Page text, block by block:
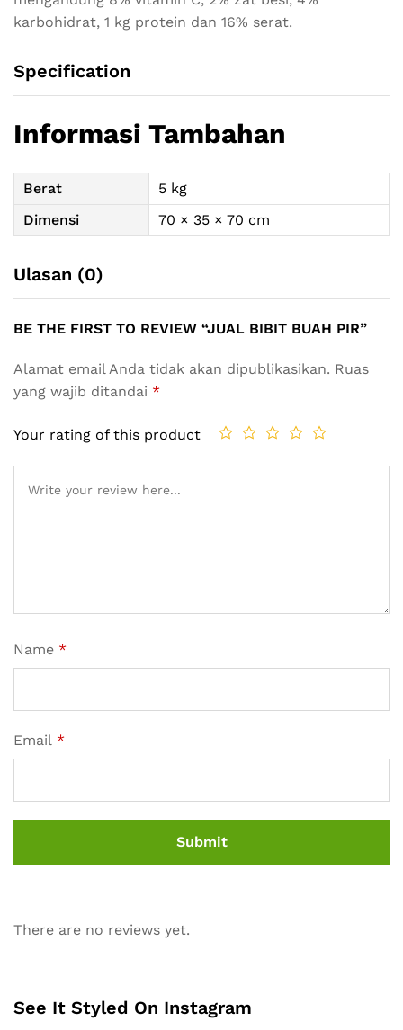
karbohidrat, 1 kg protein dan 16% serat.
Specification
Informasi Tambahan
Berat
5 kg
Dimensi
70 × 35 × 70 cm
Ulasan (0)
BE THE FIRST TO REVIEW “JUAL BIBIT BUAH PIR”
Alamat email Anda tidak akan dipublikasikan. Ruas
yang wajib ditandai *
Your rating of this product
Name *
Email *
There are no reviews yet.
See It Styled On Instagram